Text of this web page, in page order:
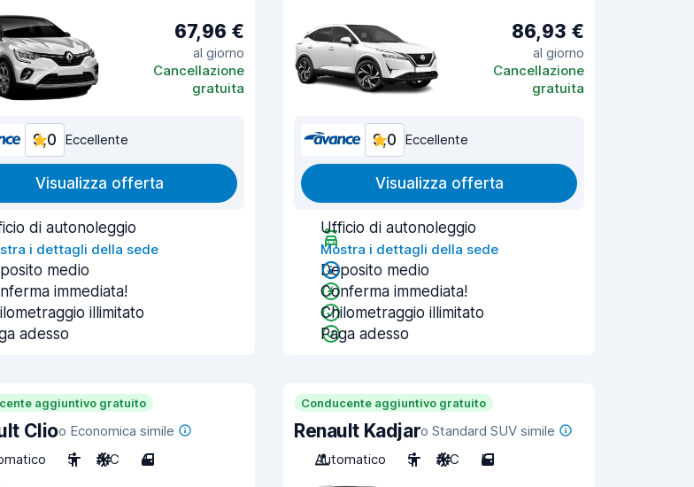
67,96 €
al giorno
Cancellazione
gratuita
9,0 Eccellente
Visualizza offerta
di autonoleggio
i dettagli della sede
medio
immediata!
illimitato
adesso
86,93 €
al giorno
Cancellazione
gratuita
9,0 Eccellente
Visualizza offerta
Ufficio di autonoleggio
Mostra i dettagli della sede
Deposito medio
Conferma immediata!
Chilometraggio illimitato
Paga adesso
aggiuntivo gratuito
Clioo Economica simile
5 A/C 4
Conducente aggiuntivo gratuito
Renault Kadjaro Standard SUV simile
Automatico
5 A/C 5